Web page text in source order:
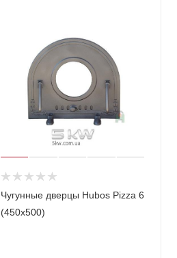
Чугунные дверцы Hubos Pizza 6
(450х500)